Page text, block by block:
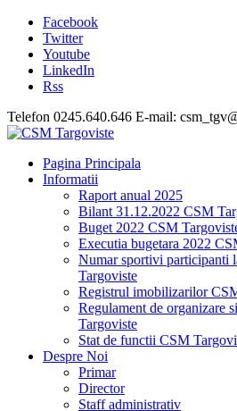
Facebook
Twitter
Youtube
LinkedIn
Rss
Telefon 0245.640.646 E-mail:
Pagina Principala
Informatii
Raport anual 2025
Bilant 31.12.2022 CSM
Buget 2022 CSM
Executia bugetara 2022
Numar sportivi participanti
Targoviste
Registrul imobilizarilor
Regulament de organizare
Targoviste
Stat de functii CSM
Despre Noi
Primar
Director
Staff administrativ